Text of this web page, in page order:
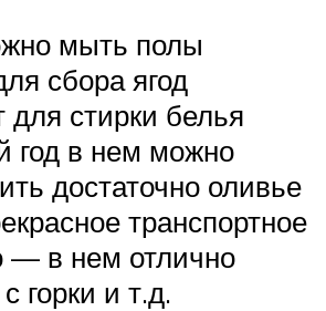
мыть полы
сбора ягод
для стирки белья
год в нем можно
достаточно оливье
транспортное
— в нем отлично
горки и т.д.